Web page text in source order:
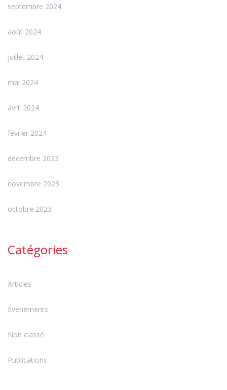
septembre 2024
août 2024
juillet 2024
mai 2024
avril 2024
février 2024
décembre 2023
novembre 2023
octobre 2023
Catégories
Articles
Évènements
Non classé
Publications